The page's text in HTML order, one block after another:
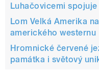
Luhačovicemi
Lom Velká Amerika
amerického westernu
Hromnické červené
památka i světový